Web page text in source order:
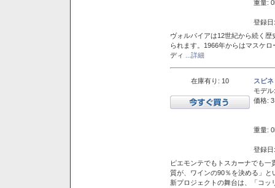
重量:
登録
ヴォルパイアは12世紀から続く
られます。1966年からはマスケ
ディ
...詳細
在庫有り: 10
スピ
モデル:
価格:
重量:
登録
ピエモンテでもトスカーナでも
質が、ワインの90％を決める」
新プロジェクトの舞台は、「コ